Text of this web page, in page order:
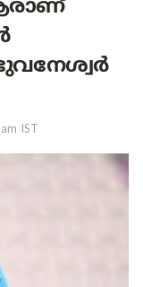
IST